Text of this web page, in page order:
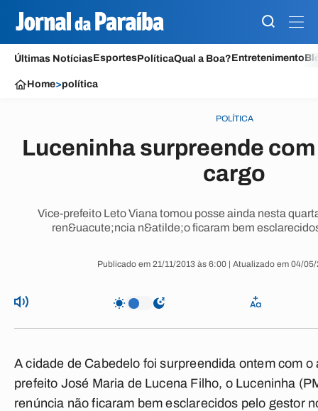
Últimas NotíciasEsportesPolíticaQual a Boa?Entretenimento
Home>política
POLÍTICA
Luceninha surpreende
cargo
Vice-prefeito Leto Viana tomou posse ainda nesta
ren&uacute;ncia n&atilde;o ficaram bem
Publicado em 21/11/2013 às 6:00 | Atualizado em 04/
A cidade de Cabedelo foi surpreendida ontem com
prefeito José Maria de Lucena Filho, o Luceninha
renúncia não ficaram bem esclarecidos pelo gestor